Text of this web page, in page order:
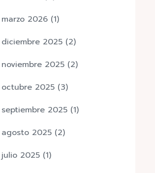
marzo 2026 (1)
diciembre 2025 (2)
noviembre 2025 (2)
octubre 2025 (3)
septiembre 2025 (1)
agosto 2025 (2)
julio 2025 (1)